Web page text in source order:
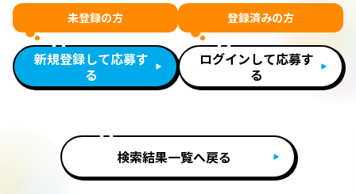
未登録の方
新規登録して応募す
る
登録済みの方
ログインして応募す
る
検索結果一覧へ戻る